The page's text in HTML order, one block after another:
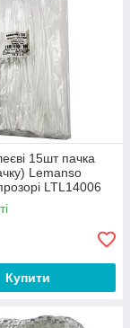
15шт пачка
Lemanso
LTL14006
Купити